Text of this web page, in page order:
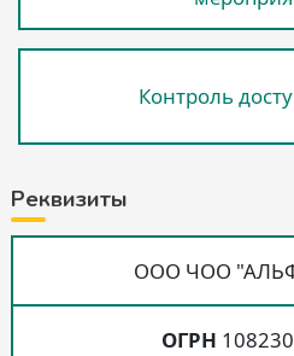
Контроль
Реквизиты
ООО ЧОО
ОГРН